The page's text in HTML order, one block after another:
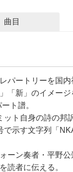
曲目
パートリーを国
「新」のイメー
ト譜。
ット自身の詩の邦
で示す文字列「
ーン奏者・平野
読者に伝える。